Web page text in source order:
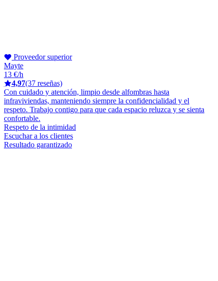
Proveedor superior
Mayte
13 €/h
4,97(37 reseñas)
Con cuidado y atención, limpio desde alfombras hasta
infraviviendas, manteniendo siempre la confidencialidad y el
respeto. Trabajo contigo para que cada espacio reluzca y se sienta
confortable.
Respeto de la intimidad
Escuchar a los clientes
Resultado garantizado